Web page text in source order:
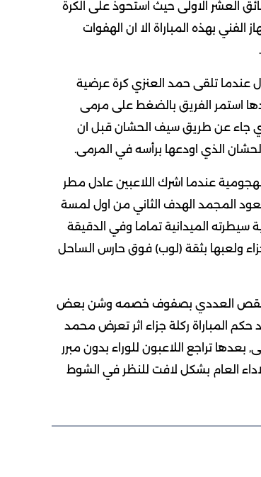
العشر الاولى حيث استحوذ على الكرة
بهذه المباراة الا ان الهفوات
ابرزها في الدقيقة 7من الشوط الاول عندما تلقى حمد العنزي كرة عرضية
استمر الفريق بالضغط على مرمى
جاء عن طريق سيف الحشان قبل ان
الذي اودعها برأسه في المرمى.
عندما اشرك اللاعبين عادل مطر
المجمد الهدف الثاني من اول لمسة
سيطرته الميدانية تماما وفي الدقيقة
ولعبها بثقة (لوب) فوق حارس الساحل
النقص العددي بصفوف خصمه وشن بعض
عندما احتسب عبدالله الحداد حكم المباراة ركلة جزاء اثر تعرض محمد
تراجع اللاعبون للوراء بدون مبرر
العام بشكل لافت للنظر في الشوط